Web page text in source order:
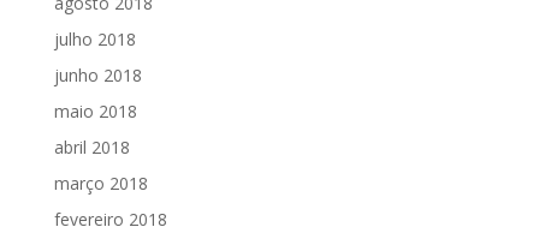
julho 2018
junho 2018
maio 2018
abril 2018
março 2018
fevereiro 2018